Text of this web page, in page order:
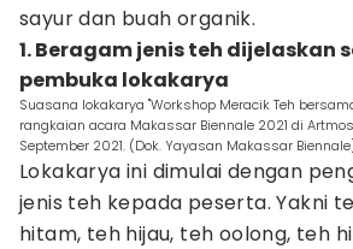
sayur dan buah organik.
1. Beragam jenis teh dijelaskan
pembuka lokakarya
Suasana lokakarya "Workshop Meracik Teh
rangkaian acara Makassar Biennale 2021 di
September 2021. (Dok. Yayasan Makassar
Lokakarya ini dimulai dengan
jenis teh kepada peserta. Yakni
hitam, teh hijau, teh oolong, teh